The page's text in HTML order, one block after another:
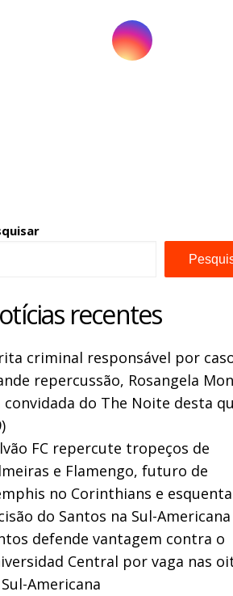
recentes
criminal responsável por
repercussão, Rosangela
convidada do The Noite desta
FC repercute tropeços de
e Flamengo, futuro de
no Corinthians e esquenta
do Santos na Sul-Americana
defende vantagem contra o
Central por vaga nas
Americana